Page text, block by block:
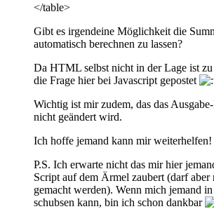
</table>
Gibt es irgendeine Möglichkeit die
automatisch berechnen zu lassen?
Da HTML selbst nicht in der Lage ist zu
die Frage hier bei Javascript gepostet
Wichtig ist mir zudem, das das
nicht geändert wird.
Ich hoffe jemand kann mir weiterhelfen!
P.S. Ich erwarte nicht das mir hier
Script auf dem Ärmel zaubert (darf aber
gemacht werden). Wenn mich jemand
schubsen kann, bin ich schon dankbar